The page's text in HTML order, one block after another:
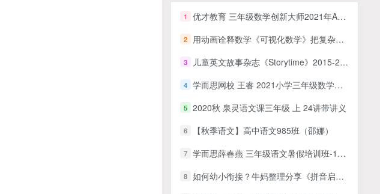
1 优才教育 三年级数学创新大师2021年A+秋季班
2 用动画诠释数学《可视化数学》把复杂的数学公式或者几何简单的动画清晰的展示出来w
3 儿童英文故事杂志《Storytime》2015-2024年全套合集，适合4-9岁
4 学而思网校 王睿 2021小学三年级数学暑假培训班
5 2020秋 泉灵语文课三年级 上 24讲带讲义
6 【秋季语文】高中语文985班（邵娜）
7 学而思薛春燕 三年级语文暑假培训班-10节课完整版MP4视频
8 如何幼小衔接？牛妈整理分享《拼音启蒙篇》《英语启蒙篇》《数学启蒙篇》三合一资料包百度网盘下载